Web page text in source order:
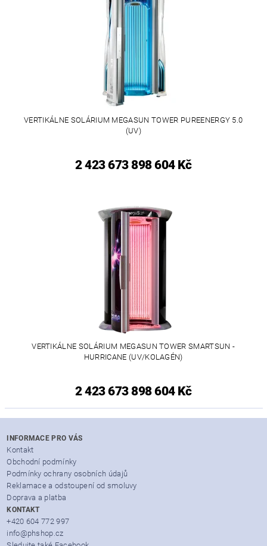
VERTIKÁLNE SOLÁRIUM MEGASUN TOWER PUREENERGY 5.0
(UV)
2 423 673 898 604 Kč
VERTIKÁLNE SOLÁRIUM MEGASUN TOWER SMARTSUN -
HURRICANE (UV/KOLAGÉN)
2 423 673 898 604 Kč
INFORMACE PRO VÁS
Kontakt
Obchodní podmínky
Podmínky ochrany osobních údajů
Reklamace a odstoupení od smoluvy
Doprava a platba
KONTAKT
+420 604 772 997
info@phshop.cz